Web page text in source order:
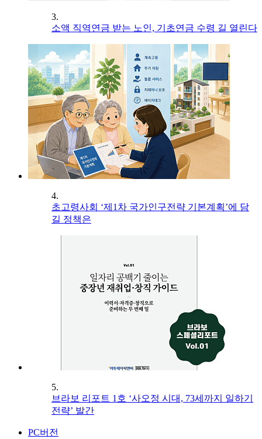
3.
소액 직역연금 받는 노인, 기초연금 수령 길 열린다
4.
초고령사회 ‘제1차 국가인구전략 기본계획’에 담
길 정책은
5.
브라보 리포트 1호 ‘사오정 시대, 73세까지 일하기
전략’ 발간
PC버전